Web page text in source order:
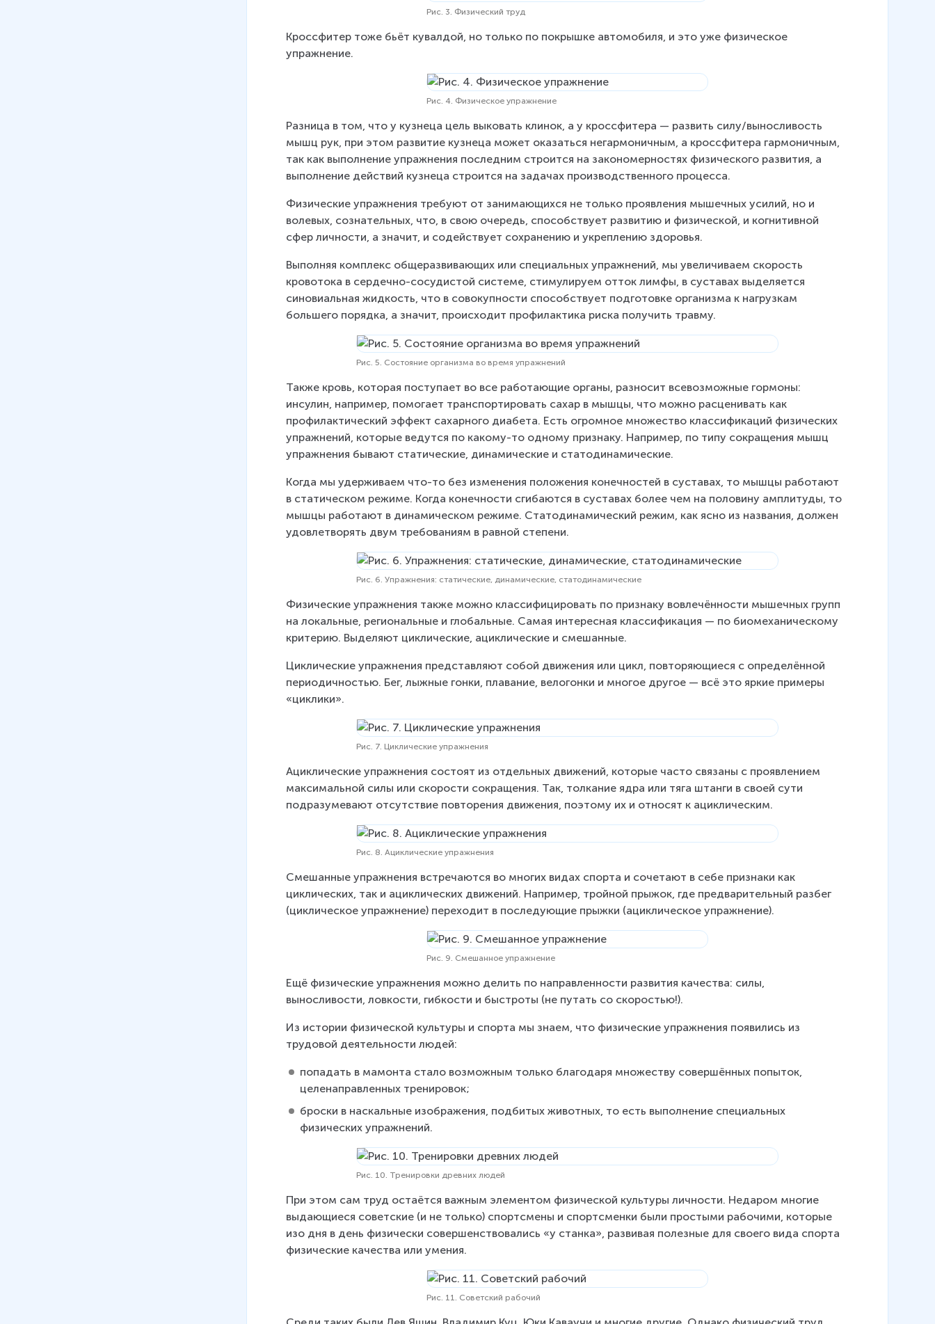
Рис. 3. Физический труд
Кроссфитер тоже бьёт кувалдой, но только по покрышке автомобиля, и это уже физическое
упражнение.
Рис. 4. Физическое упражнение
Разница в том, что у кузнеца цель выковать клинок, а у кроссфитера — развить силу/выносливость
мышц рук, при этом развитие кузнеца может оказаться негармоничным, а кроссфитера гармоничным,
так как выполнение упражнения последним строится на закономерностях физического развития, а
выполнение действий кузнеца строится на задачах производственного процесса.
Физические упражнения требуют от занимающихся не только проявления мышечных усилий, но и
волевых, сознательных, что, в свою очередь, способствует развитию и физической, и когнитивной
сфер личности, а значит, и содействует сохранению и укреплению здоровья.
Выполняя комплекс общеразвивающих или специальных упражнений, мы увеличиваем скорость
кровотока в сердечно-сосудистой системе, стимулируем отток лимфы, в суставах выделяется
синовиальная жидкость, что в совокупности способствует подготовке организма к нагрузкам
большего порядка, а значит, происходит профилактика риска получить травму.
Рис. 5. Состояние организма во время упражнений
Также кровь, которая поступает во все работающие органы, разносит всевозможные гормоны:
инсулин, например, помогает транспортировать сахар в мышцы, что можно расценивать как
профилактический эффект сахарного диабета. Есть огромное множество классификаций физических
упражнений, которые ведутся по какому-то одному признаку. Например, по типу сокращения мышц
упражнения бывают статические, динамические и статодинамические.
Когда мы удерживаем что-то без изменения положения конечностей в суставах, то мышцы работают
в статическом режиме. Когда конечности сгибаются в суставах более чем на половину амплитуды, то
мышцы работают в динамическом режиме. Статодинамический режим, как ясно из названия, должен
удовлетворять двум требованиям в равной степени.
Рис. 6. Упражнения: статические, динамические, статодинамические
Физические упражнения также можно классифицировать по признаку вовлечённости мышечных групп
на локальные, региональные и глобальные. Самая интересная классификация — по биомеханическому
критерию. Выделяют циклические, ациклические и смешанные.
Циклические упражнения представляют собой движения или цикл, повторяющиеся с определённой
периодичностью. Бег, лыжные гонки, плавание, велогонки и многое другое — всё это яркие примеры
«циклики».
Рис. 7. Циклические упражнения
Ациклические упражнения состоят из отдельных движений, которые часто связаны с проявлением
максимальной силы или скорости сокращения. Так, толкание ядра или тяга штанги в своей сути
подразумевают отсутствие повторения движения, поэтому их и относят к ациклическим.
Рис. 8. Ациклические упражнения
Смешанные упражнения встречаются во многих видах спорта и сочетают в себе признаки как
циклических, так и ациклических движений. Например, тройной прыжок, где предварительный разбег
(циклическое упражнение) переходит в последующие прыжки (ациклическое упражнение).
Рис. 9. Смешанное упражнение
Ещё физические упражнения можно делить по направленности развития качества: силы,
выносливости, ловкости, гибкости и быстроты (не путать со скоростью!).
Из истории физической культуры и спорта мы знаем, что физические упражнения появились из
трудовой деятельности людей:
попадать в мамонта стало возможным только благодаря множеству совершённых попыток,
целенаправленных тренировок;
броски в наскальные изображения, подбитых животных, то есть выполнение специальных
физических упражнений.
Рис. 10. Тренировки древних людей
При этом сам труд остаётся важным элементом физической культуры личности. Недаром многие
выдающиеся советские (и не только) спортсмены и спортсменки были простыми рабочими, которые
изо дня в день физически совершенствовались «у станка», развивая полезные для своего вида спорта
физические качества или умения.
Рис. 11. Советский рабочий